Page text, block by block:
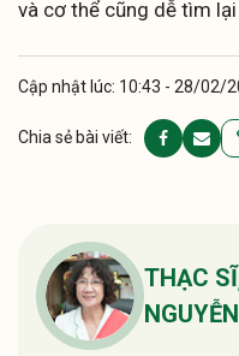
và cơ thể cũng dễ tìm
Cập nhật lúc: 10:43 - 28/02/
Chia sẻ bài viết:
THẠC